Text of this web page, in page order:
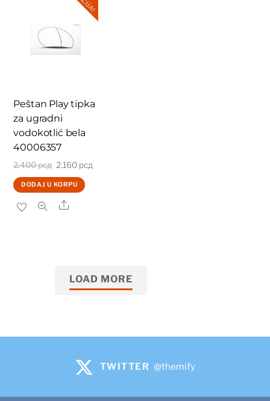
Peštan Play tipka
za ugradni
vodokotlić bela
40006357
2.400рсд Originalna
cena
2.160 рсд
DODAJ U KORPU
Share
LOAD MORE
TWITTER @themify